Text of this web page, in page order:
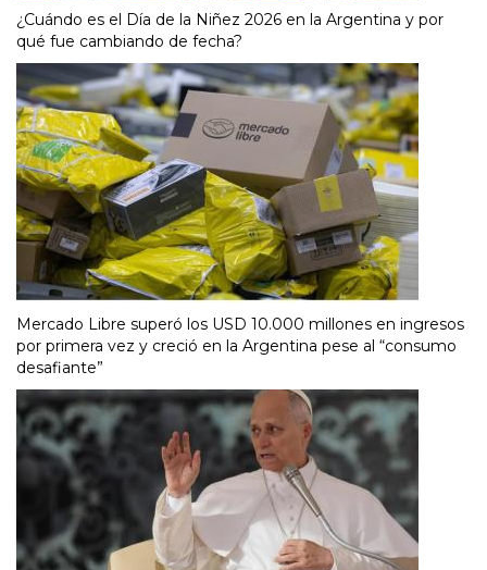
¿Cuándo es el Día de la Niñez 2026 en la Argentina y por
qué fue cambiando de fecha?
Mercado Libre superó los USD 10.000 millones en ingresos
por primera vez y creció en la Argentina pese al “consumo
desafiante”